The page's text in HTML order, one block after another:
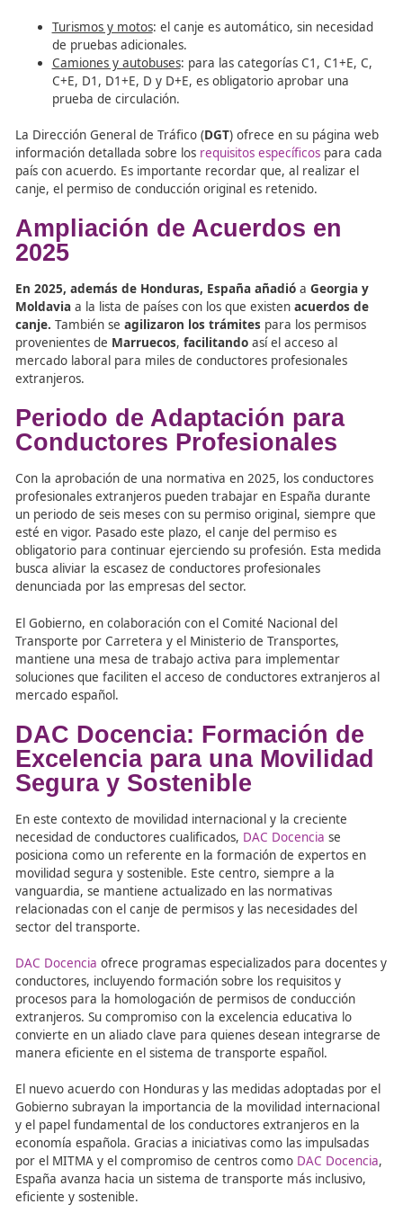
Canje de Permisos: Lo que
Necesitas Saber
Desde noviembre, losconductores hondureños
canjear
Sin embargo, el proceso incluye algunas
Turismos y motos: el canje es automático, sin
de pruebas adicionales.
Camiones y autobuses
: para las categorías C1,
C+E, D1, D1+E, D y D+E, es obligatorio aprobar
prueba de circulación.
La Dirección General de Tráfico (DGT) ofrece en su
información detallada sobre losrequisitos específicos
país con acuerdo. Es importante recordar que, al
canje, el permiso de conducción original es retenido.
Ampliación de Acuerdos en
2025
En 2025, además de Honduras, España añadióa
Moldaviaa la lista de países con los que existen
canje.También seagilizaron los trámitespara los
provenientes deMarruecos,facilitandoasí el acceso al
mercado laboral para miles de conductores
extranjeros.
Periodo de Adaptación
Conductores Profesionales
Con la aprobación de una normativa en 2025, los
profesionales extranjeros pueden trabajar en España
un periodo de seis meses con su permiso original,
esté en vigor. Pasado este plazo, el canje del permiso es
obligatorio para continuar ejerciendo su profesión. Esta
busca aliviar la escasez de conductores profesionales
denunciada por las empresas del sector.
El Gobierno, en colaboración con el Comité Nacional del
Transporte por Carretera y el Ministerio de Transportes,
mantiene una mesa de trabajo activa para implementar
mercado español.
DAC Docencia: Formación
Excelencia para una
Segura y Sostenible
En este contexto de movilidad internacional y la
necesidad de conductores cualificados,DAC Docencia
posiciona como un referente en la formación de
movilidad segura y sostenible. Este centro, siempre a la
vanguardia, se mantiene actualizado en las normativas